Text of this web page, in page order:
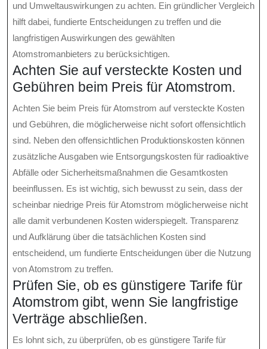
und Umweltauswirkungen zu achten. Ein gründlicher Vergleich
hilft dabei, fundierte Entscheidungen zu treffen und die
langfristigen Auswirkungen des gewählten
Atomstromanbieters zu berücksichtigen.
Achten Sie auf versteckte Kosten und
Gebühren beim Preis für Atomstrom.
Achten Sie beim Preis für Atomstrom auf versteckte Kosten
und Gebühren, die möglicherweise nicht sofort offensichtlich
sind. Neben den offensichtlichen Produktionskosten können
zusätzliche Ausgaben wie Entsorgungskosten für radioaktive
Abfälle oder Sicherheitsmaßnahmen die Gesamtkosten
beeinflussen. Es ist wichtig, sich bewusst zu sein, dass der
scheinbar niedrige Preis für Atomstrom möglicherweise nicht
alle damit verbundenen Kosten widerspiegelt. Transparenz
und Aufklärung über die tatsächlichen Kosten sind
entscheidend, um fundierte Entscheidungen über die Nutzung
von Atomstrom zu treffen.
Prüfen Sie, ob es günstigere Tarife für
Atomstrom gibt, wenn Sie langfristige
Verträge abschließen.
Es lohnt sich, zu überprüfen, ob es günstigere Tarife für